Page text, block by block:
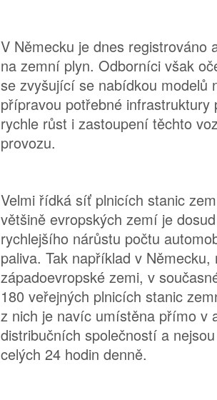
V Německu je dnes registrováno
na zemní plyn. Odborníci však
se zvyšující se nabídkou modelů
přípravou potřebné infrastruktury
rychle růst i zastoupení těchto
provozu.
Velmi řídká síť plnicích stanic
většině evropských zemí je
rychlejšího nárůstu počtu
paliva. Tak například v Německu,
západoevropské zemi, v
180 veřejných plnicích stanic
z nich je navíc umístěna přímo v
distribučních společností a
celých 24 hodin denně.